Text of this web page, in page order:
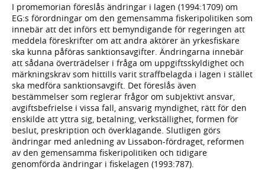
I promemorian föreslås ändringar i lagen (1994:1709) om
EG:s förordningar om den gemensamma fiskeripolitiken som
innebär att det införs ett bemyndigande för regeringen att
meddela föreskrifter om att andra aktörer än yrkesfiskare
ska kunna påföras sanktionsavgifter. Ändringarna innebär
att sådana överträdelser i fråga om uppgiftsskyldighet och
märkningskrav som hittills varit straffbelagda i lagen i stället
ska medföra sanktionsavgift. Det föreslås även
bestämmelser som reglerar frågor om subjektivt ansvar,
avgiftsbefrielse i vissa fall, ansvarig myndighet, rätt för den
enskilde att yttra sig, betalning, verkställighet, formen för
beslut, preskription och överklagande. Slutligen görs
ändringar med anledning av Lissabon-fördraget, reformen
av den gemensamma fiskeripolitiken och tidigare
genomförda ändringar i fiskelagen (1993:787).